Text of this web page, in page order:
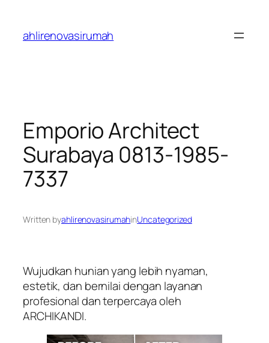
content
ahlirenovasirumah
Emporio Architect
Surabaya 0813-1985-
7337
Written byahlirenovasirumahinUncategorized
Wujudkan hunian yang lebih nyaman,
estetik, dan bernilai dengan layanan
profesional dan terpercaya oleh
ARCHIKANDI.